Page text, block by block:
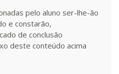
dias
R$ 1.685,33
Matricular
pelo aluno ser-lhe-ão
e constarão,
de conclusão
deste conteúdo acima